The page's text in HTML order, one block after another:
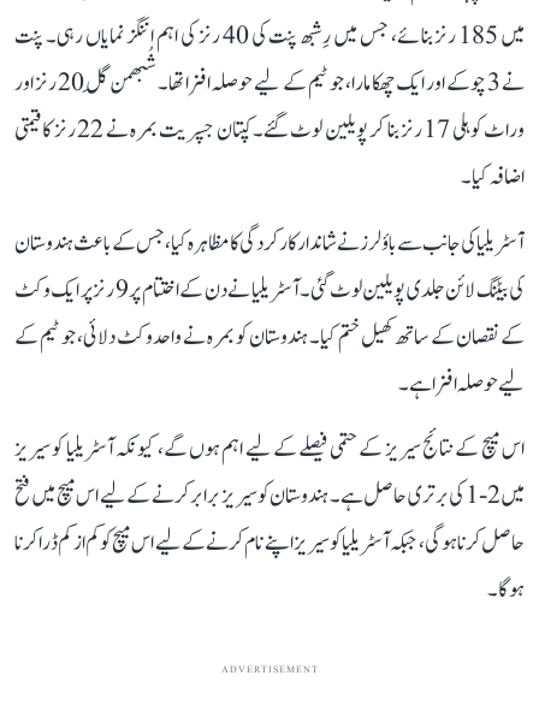
میں 185 رنز بنائے، جس میں رِشبھ پنت کی 40 رنز کی اہم اننگز نمایاں رہی۔ پنت
نے 3 چوکے اور ایک چھکا مارا، جو ٹیم کے لیے حوصلہ افزا تھا۔ شُبھمن گِل 20 رنز اور
وراٹ کوہلی 17 رنز بنا کر پویلین لوٹ گئے۔ کپتان جسپریت بمرہ نے 22 رنز کا قیمتی
اضافہ کیا۔
آسٹریلیا کی جانب سے باؤلرز نے شاندار کارکردگی کا مظاہرہ کیا، جس کے باعث ہندوستان
کی بیٹنگ لائن جلدی پویلین لوٹ گئی۔ آسٹریلیا نے دن کے اختتام پر 9 رنز پر ایک وکٹ
کے نقصان کے ساتھ کھیل ختم کیا۔ ہندوستان کو بمرہ نے واحد وکٹ دلائی، جو ٹیم کے
لیے حوصلہ افزا ہے۔
اس میچ کے نتائج سیریز کے حتمی فیصلے کے لیے اہم ہوں گے، کیونکہ آسٹریلیا کو سیریز
میں 2-1 کی برتری حاصل ہے۔ ہندوستان کو سیریز برابر کرنے کے لیے اس میچ میں فتح
حاصل کرنا ہوگی، جبکہ آسٹریلیا کو سیریز اپنے نام کرنے کے لیے اس میچ کو کم از کم ڈرا کرنا
ہوگا۔
ADVERTISEMENT